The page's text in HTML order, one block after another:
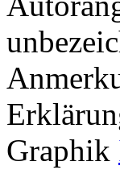
Graphik